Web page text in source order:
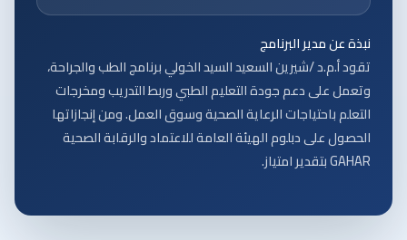
نبذة عن مدير البرنامج
تقود أ.م.د /شيرين السعيد السيد الخولي برنامج الطب والجراحة،
وتعمل على دعم جودة التعليم الطبي وربط التدريب ومخرجات
التعلم باحتياجات الرعاية الصحية وسوق العمل. ومن إنجازاتها
الحصول على دبلوم الهيئة العامة للاعتماد والرقابة الصحية
GAHAR بتقدير امتياز.